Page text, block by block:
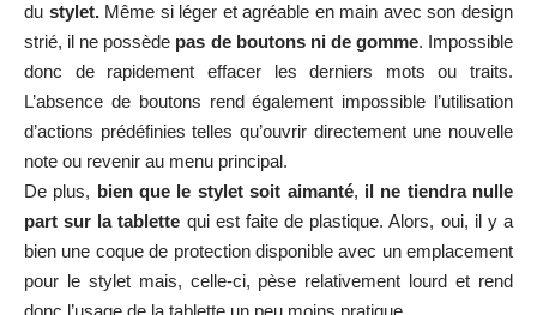
du stylet.Même si léger et agréable en main avec son design
strié, il ne possède pas de boutons ni de gomme. Impossible
donc de rapidement effacer les derniers mots ou traits.
L’absence de boutons rend également impossible l’utilisation
d’actions prédéfinies telles qu’ouvrir directement une nouvelle
note ou revenir au menu principal.
De plus, bien que le stylet soit aimanté, il ne tiendra nulle
part sur la tablette qui est faite de plastique. Alors, oui, il y a
bien une coque de protection disponible avec un emplacement
pour le stylet mais, celle-ci, pèse relativement lourd et rend
donc l’usage de la tablette un peu moins pratique